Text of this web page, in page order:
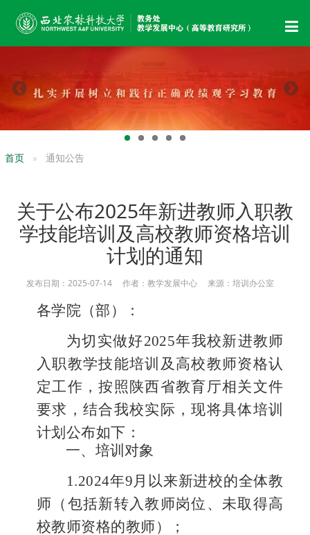
首页 通知公告
关于公布2025年新进教师入职教
学技能培训及高校教师资格培训
计划的通知
发布日期：2025-07-14 作者：教学发展中心 来源：培训办公室
各学院（部）：
为切实做好2025年我校新进教师
入职教学技能培训及高校教师资格认
定工作，按照陕西省教育厅相关文件
要求，结合我校实际，现将具体培训
计划公布如下：
一、培训对象
1.2024年9月以来新进校的全体教
师（包括新转入教师岗位、未取得高
校教师资格的教师）；